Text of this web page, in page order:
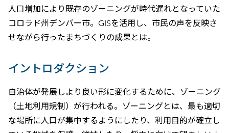
人口増加により既存のゾーニングが時代遅れとなっていた
コロラド州デンバー市。GISを活用し、市民の声を反映さ
せながら行ったまちづくりの成果とは。
イントロダクション
自治体が発展しより良い形に変化するために、ゾーニング
（土地利用規制）が行われる。ゾーニングとは、最も適切
な場所に人口が集中するようにしたり、利用目的が確立し